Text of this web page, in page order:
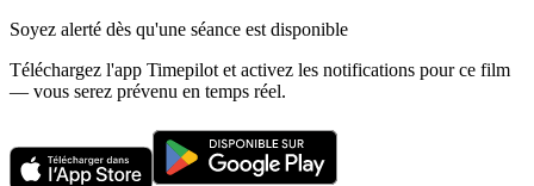
Soyez alerté dès qu'une séance est disponible
Téléchargez l'app Timepilot et activez les notifications pour ce film
— vous serez prévenu en temps réel.